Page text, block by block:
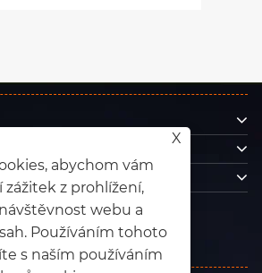
NÁS
X
abychom vám
zážitek z prohlížení,
webu a
Používáním tohoto
s naším používáním